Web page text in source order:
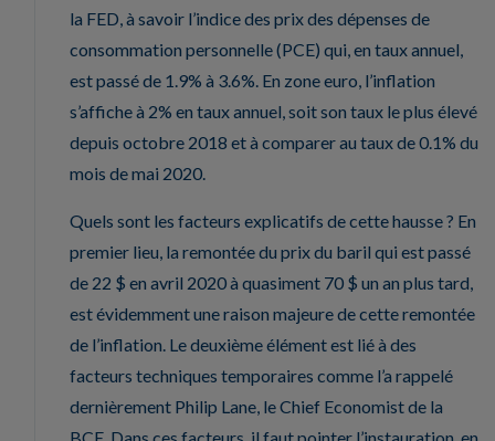
la FED, à savoir l’indice des prix des dépenses de
consommation personnelle (PCE) qui, en taux annuel,
est passé de 1.9% à 3.6%. En zone euro, l’inflation
s’affiche à 2% en taux annuel, soit son taux le plus élevé
depuis octobre 2018 et à comparer au taux de 0.1% du
mois de mai 2020.
Quels sont les facteurs explicatifs de cette hausse ? En
premier lieu, la remontée du prix du baril qui est passé
de 22 $ en avril 2020 à quasiment 70 $ un an plus tard,
est évidemment une raison majeure de cette remontée
de l’inflation. Le deuxième élément est lié à des
facteurs techniques temporaires comme l’a rappelé
dernièrement Philip Lane, le Chief Economist de la